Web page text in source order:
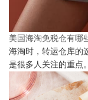
美国海淘免税仓有哪
海淘时，转运仓库的
是很多人关注的重点